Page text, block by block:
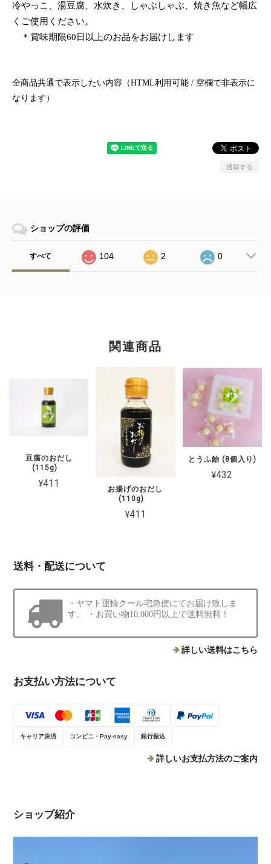
冷やっこ、湯豆腐、水炊き、しゃぶしゃぶ、焼き魚など幅広
くご使用ください。
＊賞味期限60日以上のお品をお届けします
全商品共通で表示したい内容（HTML利用可能 / 空欄で非表示に
なります）
通報する
ショップの評価
すべて 104 2 0
関連商品
豆腐のおだし
(115g)
¥411
お揚げのおだし
(110g)
¥411
とうふ飴 (8個入り)
¥432
送料・配送について
・ヤマト運輸クール宅急便にてお届け致しま
す。 ・お買い物10,000円以上で送料無料！
詳しい送料はこちら
お支払い方法について
キャリア決済 コンビニ・Pay-easy 銀行振込
詳しいお支払方法のご案内
ショップ紹介